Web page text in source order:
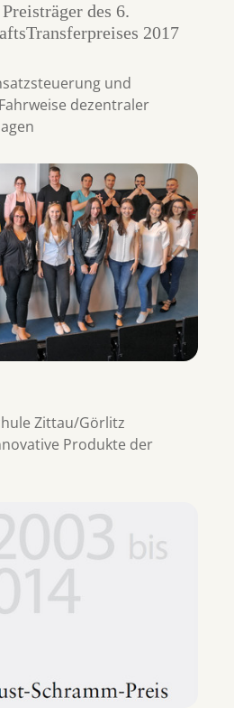
des 6.
2017
und
dezentraler
Zittau/Görlitz
Produkte der